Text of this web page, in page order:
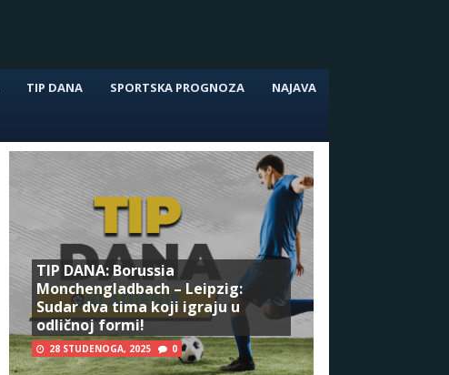
TIP DANA SPORTSKA PROGNOZA NAJAVA
TIP DANA: Borussia
Monchengladbach – Leipzig:
Sudar dva tima koji igraju u
odličnoj formi!
28 STUDENOGA, 2025 0